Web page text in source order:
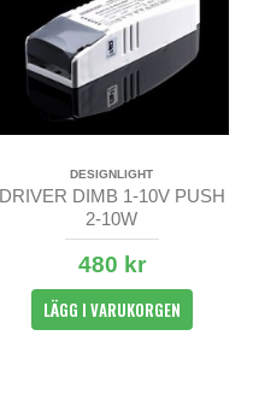
DESIGNLIGHT
DRIVER DIMB 1-10V PUSH
2-10W
480 kr
LÄGG I VARUKORGEN